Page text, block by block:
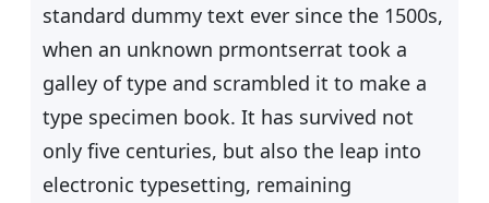
standard dummy text ever since the 1500s,
when an unknown prmontserrat took a
galley of type and scrambled it to make a
type specimen book. It has survived not
only five centuries, but also the leap into
electronic typesetting, remaining